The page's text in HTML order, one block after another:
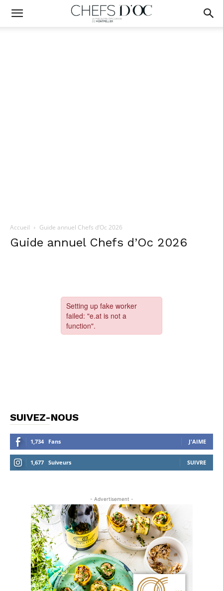
Accueil Guide annuel Chefs d’Oc 2026
Guide annuel Chefs d’Oc 2026
SUIVEZ-NOUS
1,734 Fans J'AIME
1,677 Suiveurs SUIVRE
- Advertisement -